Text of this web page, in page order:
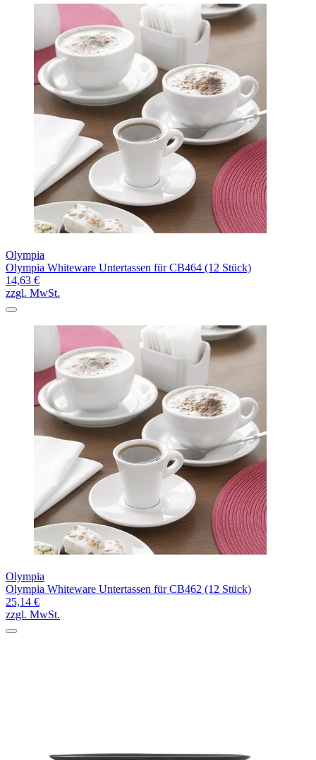
Olympia
Olympia Whiteware Untertassen für CB464 (12 Stück)
14,63 €
zzgl. MwSt.
Olympia
Olympia Whiteware Untertassen für CB462 (12 Stück)
25,14 €
zzgl. MwSt.